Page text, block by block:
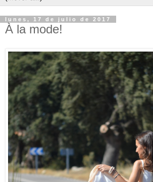
lunes, 17 de julio de 2017
À la mode!